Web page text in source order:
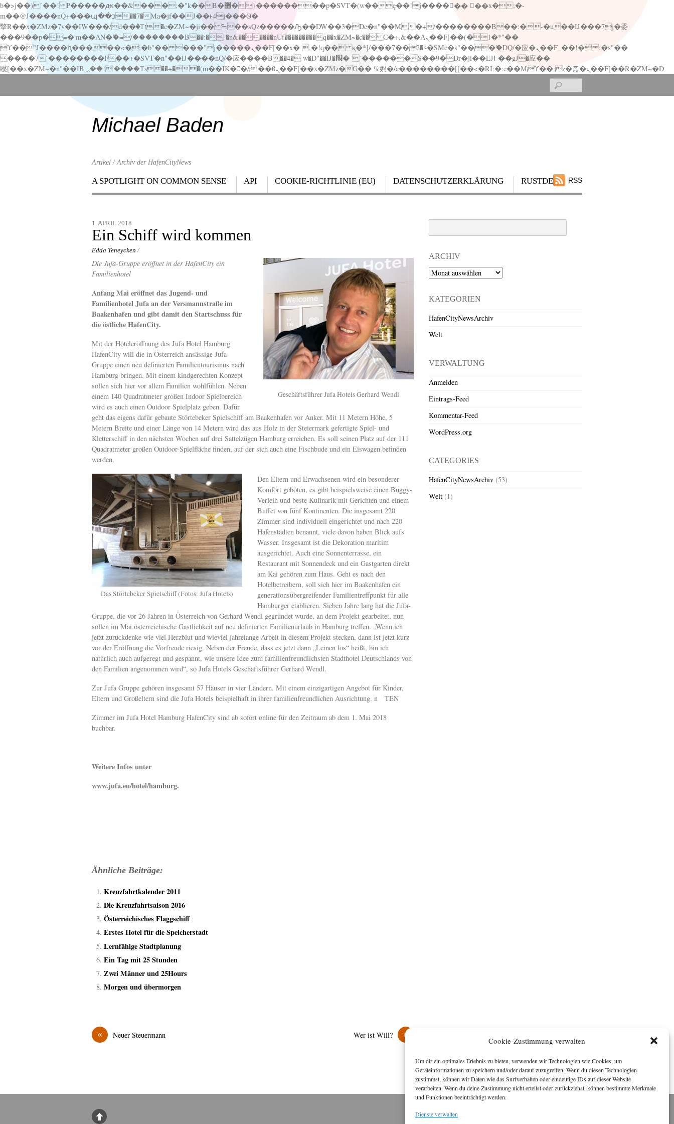
Cookie-Zustimmung verwalten
Um dir ein optimales Erlebnis zu bieten, verwenden wir Technologien wie Cookies, um
Geräteinformationen zu speichern und/oder darauf zuzugreifen. Wenn du diesen Technologien
zustimmst, können wir Daten wie das Surfverhalten oder eindeutige IDs auf dieser Website
verarbeiten. Wenn du deine Zustimmung nicht erteilst oder zurückziehst, können bestimmte Merkmale
und Funktionen beeinträchtigt werden.
Dienste verwalten
b�>j��)΄��!P�����ԫ��&���;�"k��B�޶�}��������p�SVT�(w��ę��!j������ ��x�;�-
m��@J����nQ+���պ��כ��7�Ma�jf��J��ͱ4j���Ѳ�
撆R��x�ZMz�7v��IW���/d��ٞ�Тז�c�ZM~�ji�� ߒ��sQz�����Ԡ��DW��3�De�n"��M�+/��������B��:�-�u��IJ���7j�委
���9��p�=�'m��AN�ޭ�=/��������B��:�-�n&������nUf���������q��x�ZM~�c�� Ϲ�+,&��Ὰܢ��F[��(�1�*"��
ϒ��"J����ԧ�����<�;�b"�� ���"j�����ܢ��F[��x� ,�!q�� қ�*]/���؝�2��7�SMc�s"���ޭ�DQ/�应�ܢ��F_��!� :�s"��
����7`��������F��+�SVT�n"��IJ����nQ/�应����B ��4� w�D"��IJ�׭�-`������S��9�Dr�ji��EJ߅��gJ�应��
矁[��x�ZM~�n"��IB؃��!'����Тѕ��+��(m��IK�ʭ�/|��ϐܢ��F[��x�ZMz�G�� %嬩�/c��������[[��<�RI:�:c��MΎ��:z�졾�ܢ��F[��R�ZM~�D
down
Michael Baden
Artikel / Archiv der HafenCityNews
RSS
Menu
A SPOTLIGHT ON COMMON SENSE API COOKIE-RICHTLINIE (EU) DATENSCHUTZERKLÄRUNG RUSTDESK
Scroll
content
1. APRIL 2018
Ein Schiff wird kommen
Edda Teneycken /
Geschäftsführer Jufa Hotels Gerhard Wendl
Die Jufa-Gruppe eröffnet in der HafenCity ein
Familienhotel
Anfang Mai eröffnet das Jugend- und
Familienhotel Jufa an der Versmannstraße im
Baakenhafen und gibt damit den Startschuss für
die östliche HafenCity.
Mit der Hoteleröffnung des Jufa Hotel Hamburg
HafenCity will die in Österreich ansässige Jufa-
Gruppe einen neu definierten Familientourismus nach
Hamburg bringen. Mit einem kindgerechten Konzept
sollen sich hier vor allem Familien wohlfühlen. Neben
einem 140 Quadratmeter großen Indoor Spielbereich
wird es auch einen Outdoor Spielplatz geben. Dafür
geht das eigens dafür gebaute Störtebeker Spielschiff am Baakenhafen vor Anker. Mit 11 Metern Höhe, 5
Metern Breite und einer Länge von 14 Metern wird das aus Holz in der Steiermark gefertigte Spiel- und
Kletterschiff in den nächsten Wochen auf drei Sattelzügen Hamburg erreichen. Es soll seinen Platz auf der 111
Quadratmeter großen Outdoor-Spielfläche finden, auf der sich auch eine Fischbude und ein Eiswagen befinden
werden.
Das Störtebeker Spielschiff (Fotos: Jufa Hotels)
Den Eltern und Erwachsenen wird ein besonderer
Komfort geboten, es gibt beispielsweise einen Buggy-
Verleih und beste Kulinarik mit Gerichten und einem
Buffet von fünf Kontinenten. Die insgesamt 220
Zimmer sind individuell eingerichtet und nach 220
Hafenstädten benannt, viele davon haben Blick aufs
Wasser. Insgesamt ist die Dekoration maritim
ausgerichtet. Auch eine Sonnenterrasse, ein
Restaurant mit Sonnendeck und ein Gastgarten direkt
am Kai gehören zum Haus. Geht es nach den
Hotelbetreibern, soll sich hier im Baakenhafen ein
generationsübergreifender Familientreffpunkt für alle
Hamburger etablieren. Sieben Jahre lang hat die Jufa-
Gruppe, die vor 26 Jahren in Österreich von Gerhard Wendl gegründet wurde, an dem Projekt gearbeitet, nun
sollen im Mai österreichische Gastlichkeit auf neu definierten Familienurlaub in Hamburg treffen. „Wenn ich
jetzt zurückdenke wie viel Herzblut und wieviel jahrelange Arbeit in diesem Projekt stecken, dann ist jetzt kurz
vor der Eröffnung die Vorfreude riesig. Neben der Freude, dass es jetzt dann „Leinen los“ heißt, bin ich
natürlich auch aufgeregt und gespannt, wie unsere Idee zum familienfreundlichsten Stadthotel Deutschlands von
den Familien angenommen wird“, so Jufa Hotels Geschäftsführer Gerhard Wendl.
Zur Jufa Gruppe gehören insgesamt 57 Häuser in vier Ländern. Mit einem einzigartigen Angebot für Kinder,
Eltern und Großeltern sind die Jufa Hotels beispielhaft in ihrer familienfreundlichen Ausrichtung. n TEN
Zimmer im Jufa Hotel Hamburg HafenCity sind ab sofort online für den Zeitraum ab dem 1. Mai 2018
buchbar.
Weitere Infos unter
www.jufa.eu/hotel/hamburg.
Ähnliche Beiträge:
Kreuzfahrtkalender 2011
Die Kreuzfahrtsaison 2016
Österreichisches Flaggschiff
Erstes Hotel für die Speicherstadt
Lernfähige Stadtplanung
Ein Tag mit 25 Stunden
Zwei Männer und 25Hours
Morgen und übermorgen
« Neuer Steuermann »
Wer ist Will?
ARCHIV
Archiv
KATEGORIEN
HafenCityNewsArchiv
Welt
VERWALTUNG
Anmelden
Eintrags-Feed
Kommentar-Feed
WordPress.org
CATEGORIES
HafenCityNewsArchiv (53)
Welt (1)